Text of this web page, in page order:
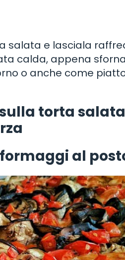
salata e lasciala
calda, appena
o anche come
torta
al